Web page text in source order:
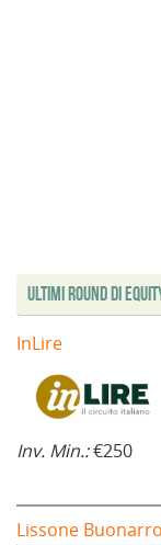
Ultimi Round di
InLire
Inv. Min.:€250
Lissone